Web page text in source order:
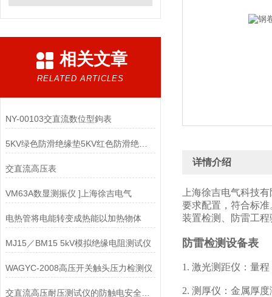
相关文章
RELATED ARTICLES
NY-00103交直流数位型鉤表
交直流高压表
VM63A数显测振仪 ]上海徐吉电气
电热管将电能转变成热能以加热物体
MJ15／BM15 5kV模拟绝缘电阻测试仪
WAGYC-2008高压开关触头压力检测仪
详情介绍
上海徐吉电气科技
要求配置，符合标
装置检测、防雷工
防雷检测设备表
1. 激光测距仪：量
2. 测厚仪：金属厚